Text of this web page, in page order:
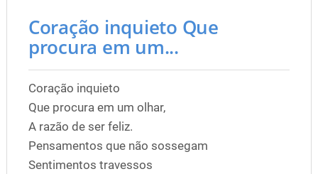
Coração inquieto Que
procura em um...
Coração inquieto
Que procura em um olhar,
A razão de ser feliz.
Pensamentos que não sossegam
Sentimentos travessos